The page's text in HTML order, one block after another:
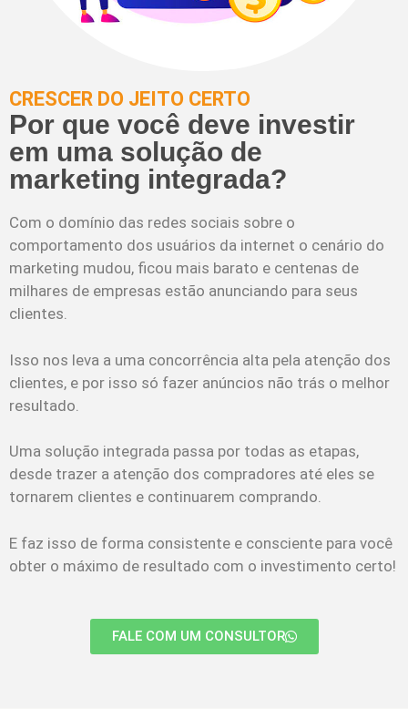
CRESCER DO JEITO CERTO
Por que você deve investir
em uma solução de
marketing integrada?
Com o domínio das redes sociais sobre o
comportamento dos usuários da internet o cenário do
marketing mudou, ficou mais barato e centenas de
milhares de empresas estão anunciando para seus
clientes.
Isso nos leva a uma concorrência alta pela atenção dos
clientes, e por isso só fazer anúncios não trás o melhor
resultado.
Uma solução integrada passa por todas as etapas,
desde trazer a atenção dos compradores até eles se
tornarem clientes e continuarem comprando.
E faz isso de forma consistente e consciente para você
obter o máximo de resultado com o investimento certo!
FALE COM UM CONSULTOR